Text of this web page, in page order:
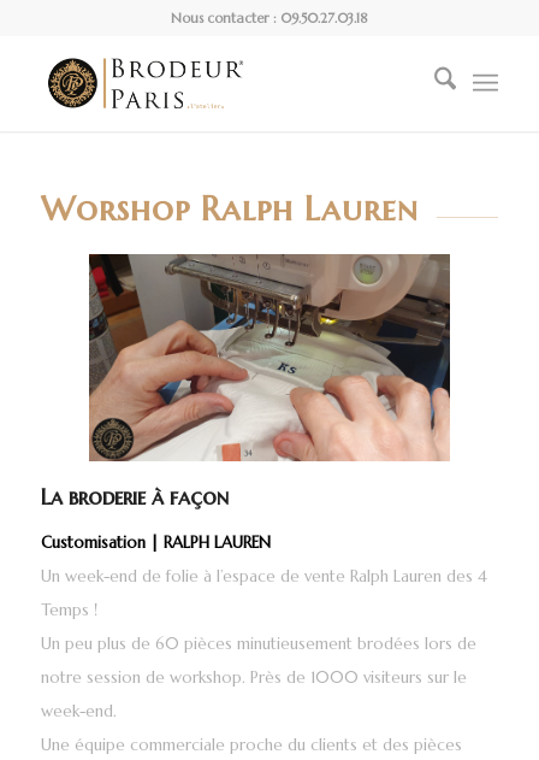
Nous contacter : 09.50.27.03.18
Worshop Ralph Lauren
La broderie à façon
Customisation | RALPH LAUREN
Un week-end de folie à l’espace de vente Ralph Lauren des 4
Temps !
Un peu plus de 60 pièces minutieusement brodées lors de
notre session de workshop. Près de 1000 visiteurs sur le
week-end.
Une équipe commerciale proche du clients et des pièces